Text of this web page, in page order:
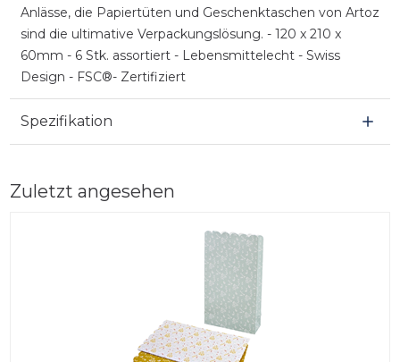
Anlässe, die Papiertüten und Geschenktaschen von Artoz
sind die ultimative Verpackungslösung. - 120 x 210 x
60mm - 6 Stk. assortiert - Lebensmittelecht - Swiss
Design - FSC®- Zertifiziert
Spezifikation
Zuletzt angesehen